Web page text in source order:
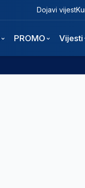
Dojavi vijest
PROMO Vijesti